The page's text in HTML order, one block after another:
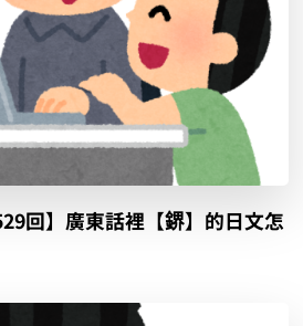
回】廣東話裡【鎅】的日文怎